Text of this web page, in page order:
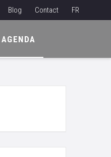
AGENDA
Blog Contact FR